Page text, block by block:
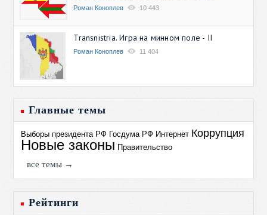
Роман Коноплев 10 443
Transnistria. Игра на минном поле - II
Роман Коноплев 11 404
Главные темы
Выборы президента РФ Госдума РФ Интернет Коррупция
Новые законы Правительство
все темы →
Рейтинги